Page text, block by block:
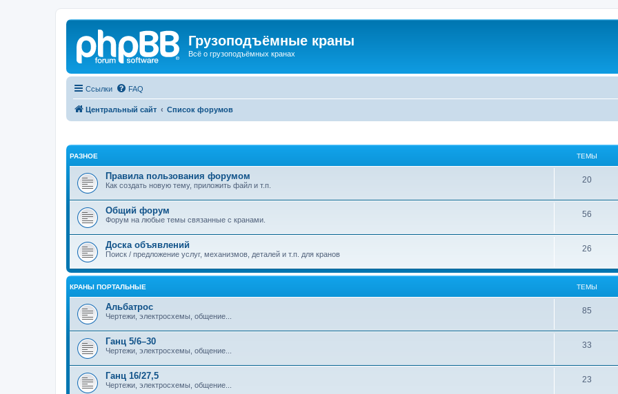
Грузоподъёмные краны
Всё о грузоподъёмных кранах
Ссылки FAQ
Центральный сайт Список форумов
РАЗНОЕ ТЕМЫ
Правила пользования форумом
Как создать новую тему, приложить файл и т.п.
20
Общий форум
Форум на любые темы связанные с кранами.
56
Доска объявлений
Поиск / предложение услуг, механизмов, деталей и т.п. для кранов
26
КРАНЫ ПОРТАЛЬНЫЕ ТЕМЫ
Альбатрос
Чертежи, электросхемы, общение...
85
Ганц 5/6–30
Чертежи, электросхемы, общение...
33
Ганц 16/27,5
Чертежи, электросхемы, общение...
23